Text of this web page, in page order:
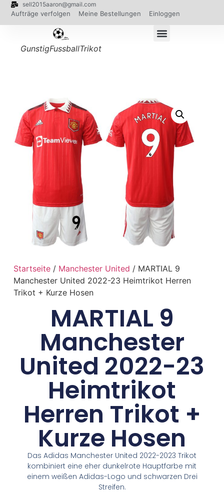
sell2015aaron@gmail.com
Aufträge verfolgen Meine Bestellungen Einloggen
GunstigFussballTrikot
Startseite/ Manchester United / MARTIAL 9
Manchester United 2022-23 Heimtrikot Herren
Trikot + Kurze Hosen
MARTIAL 9
Manchester
United 2022-23
Heimtrikot
Herren Trikot +
Kurze Hosen
Das Adidas Manchester United 2022-2023 Trikot
kombiniert eine eher dunkelrote Hauptfarbe mit
einem weißen Adidas-Logo und schwarzen Drei
Streifen.